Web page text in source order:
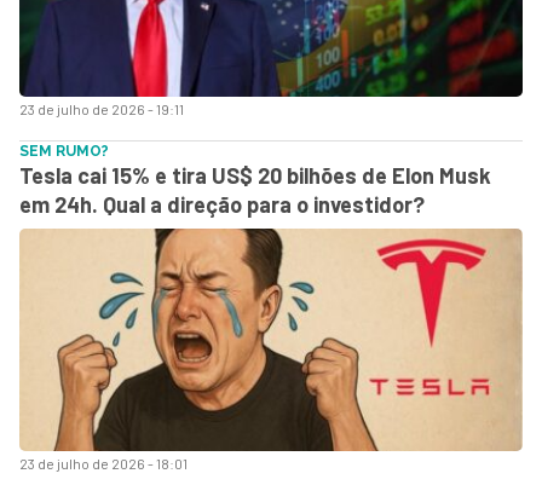
23 de julho de 2026 - 19:11
23 de julho de 2026 - 18:01
SEM RUMO?
Tesla cai 15% e tira US$ 20 bilhões de Elon Musk
em 24h. Qual a direção para o investidor?